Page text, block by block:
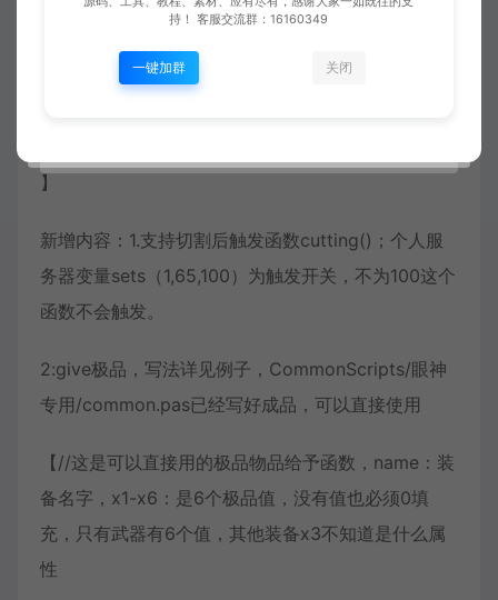
npc新增大量案例，均为样板，不可直接使用。
3：Envir/CommonScripts/眼神专用/common.pas
】
新增内容：1.支持切割后触发函数cutting()；个人服
务器变量sets（1,65,100）为触发开关，不为100这个
函数不会触发。
2:give极品，写法详见例子，CommonScripts/眼神
专用/common.pas已经写好成品，可以直接使用
【//这是可以直接用的极品物品给予函数，name：装
备名字，x1-x6：是6个极品值，没有值也必须0填
充，只有武器有6个值，其他装备x3不知道是什么属
性
持！ 客服交流群：16160349
一键加群 关闭